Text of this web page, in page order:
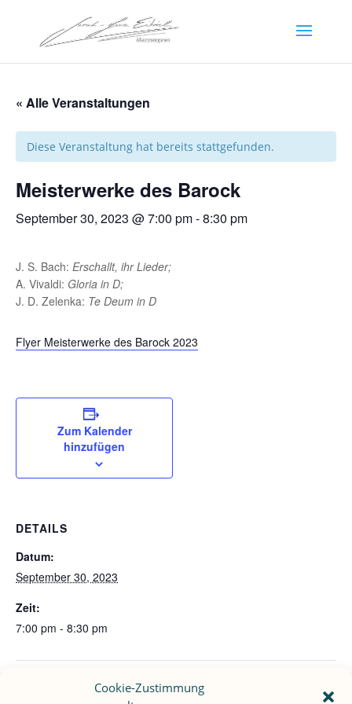
Cookie-Zustimmung
« Alle Veranstaltungen
Diese Veranstaltung hat bereits stattgefunden.
Meisterwerke des Barock
September 30, 2023 @ 7:00 pm-8:30 pm
J. S. Bach: Erschallt, ihr Lieder;
A. Vivaldi: Gloria in D;
J. D. Zelenka: Te Deum in D
Flyer Meisterwerke des Barock 2023
Zum Kalender
hinzufügen
DETAILS
Datum:
September 30, 2023
Zeit:
7:00 pm - 8:30 pm
VERANSTALTUNGSORT